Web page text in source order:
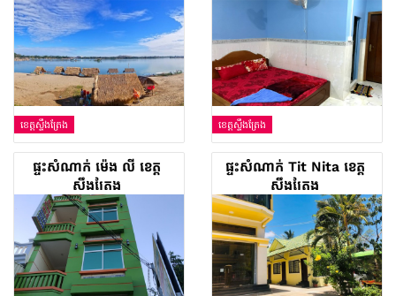
ខេត្តស្ទឹងត្រែង ខេត្តស្ទឹងត្រែង
ផ្ទះសំណាក់ ម៉េង លី ខេត្ត
ស្ទឹងត្រែង
ផ្ទះសំណាក់ Tit Nita ខេត្ត
ស្ទឹងត្រែង